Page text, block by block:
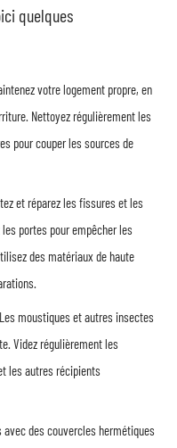
quelques
votre logement propre, en
Nettoyez régulièrement les
pour couper les sources de
et réparez les fissures et les
portes pour empêcher les
des matériaux de haute
moustiques et autres insectes
Videz régulièrement les
les autres récipients
avec des couvercles hermétiques